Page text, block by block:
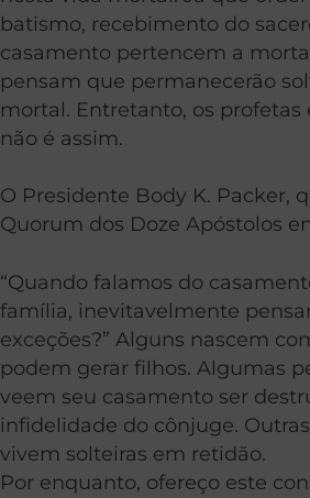
batismo, recebimento do
casamento pertencem a
pensam que permanecerão
mortal. Entretanto, os profetas
não é assim.
O Presidente Body K. Packer,
Quorum dos Doze Apóstolos
“Quando falamos do
família, inevitavelmente
exceções?” Alguns nascem
podem gerar filhos. Algumas
veem seu casamento ser
infidelidade do cônjuge.
vivem solteiras em retidão.
Por enquanto, ofereço este